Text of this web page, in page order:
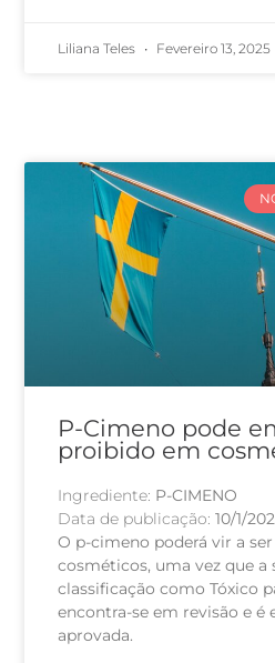
Liliana Teles Fevereiro 13, 2025
P-Cimeno pode
proibido em
Ingrediente: P-CIMENO
Data de publicação:10/1/
O p-cimeno poderá vir a
cosméticos, uma vez que a
classificação como Tóxico
encontra-se em revisão e é
aprovada.